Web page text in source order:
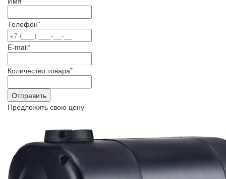
Телефон*
E-mail*
Количество товара*
Предложить свою цену